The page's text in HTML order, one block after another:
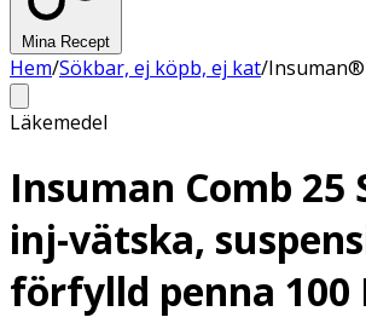
Mina Recept
Hem/Sökbar, ej köpb, ej kat/Insuman®
Läkemedel
Insuman Comb 25
inj-vätska,
förfylld penna 100